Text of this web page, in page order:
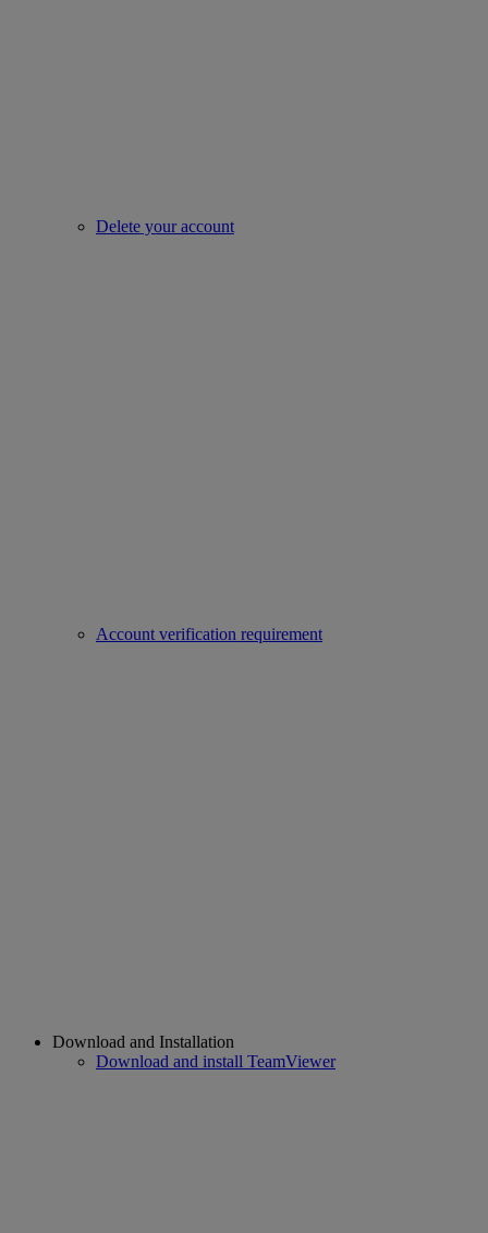
Delete your account
Account verification requirement
Download and Installation
Download and install TeamViewer